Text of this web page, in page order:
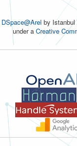
DSpace@Arel by
under a Creative